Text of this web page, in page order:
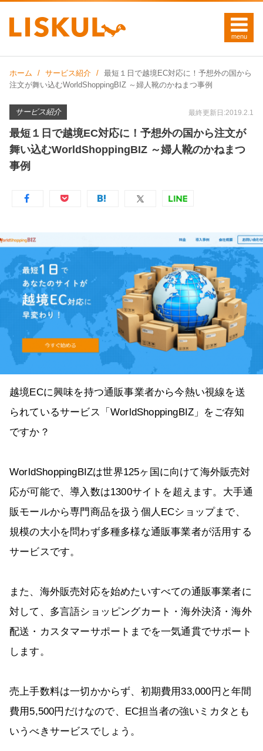
ホーム サービス紹介
最短１日で越境EC対応に！予想外の国から
注文が舞い込むWorldShoppingBIZ ～婦人靴のかねまつ事例
サービス紹介 最終更新日:2019.2.1
最短１日で越境EC対応に！予想外の国から注文が
舞い込むWorldShoppingBIZ ～婦人靴のかねまつ
事例
越境ECに興味を持つ通販事業者から今熱い視線を送
られているサービス「WorldShoppingBIZ」をご存知
ですか？
WorldShoppingBIZは世界125ヶ国に向けて海外販売対
応が可能で、導入数は1300サイトを超えます。大手通
販モールから専門商品を扱う個人ECショップまで、
規模の大小を問わず多種多様な通販事業者が活用する
サービスです。
また、海外販売対応を始めたいすべての通販事業者に
対して、多言語ショッピングカート・海外決済・海外
配送・カスタマーサポートまでを一気通貫でサポート
します。
売上手数料は一切かからず、初期費用33,000円と年間
費用5,500円だけなので、EC担当者の強いミカタとも
いうべきサービスでしょう。